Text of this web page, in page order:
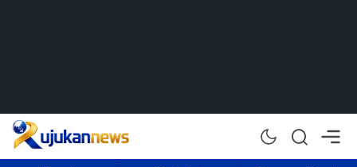
Rujukan News
Satu Rujukan Sejuta Informasi